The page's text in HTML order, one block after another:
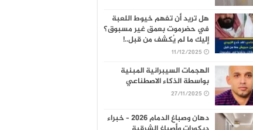
هل تريد أن تفهم خيوط اللعبة
في حضرموت بعمق غير مسبوق؟
إليك ما لم يُكشف من قبل..!
11/12/2025
الهجمات السيبرانية المبنية
بواسطة الذكاء الاصطناعي
27/11/2025
دهان وصباغ الدمام 2026 – خبراء